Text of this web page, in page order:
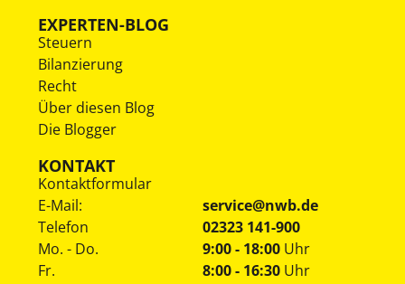
EXPERTEN-BLOG
Steuern
Bilanzierung
Recht
Über diesen Blog
Die Blogger
KONTAKT
Kontaktformular
E-Mail:
service@nwb.de
Telefon
02323 141-900
Mo. - Do.
Fr.
9:00 - 18:00 Uhr
8:00 - 16:30 Uhr